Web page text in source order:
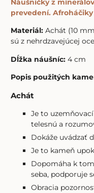
Náušničky z
prevedení.
Materiál: Achát (10
sú z nehrdzavejúcej
Dĺžka náušníc: 4 cm
Popis použitých
Achát
Je to
telesnú a
Dokáže uvádzať
Je to kameň
Dopomáha k
seba, podporuje
Obracia